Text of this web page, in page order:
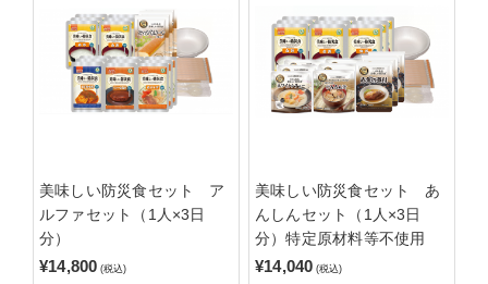
美味しい防災食セット ア
ルファセット（1人×3日
分）
¥14,800 (税込)
美味しい防災食セット あ
んしんセット（1人×3日
分）特定原材料等不使用
¥14,040 (税込)